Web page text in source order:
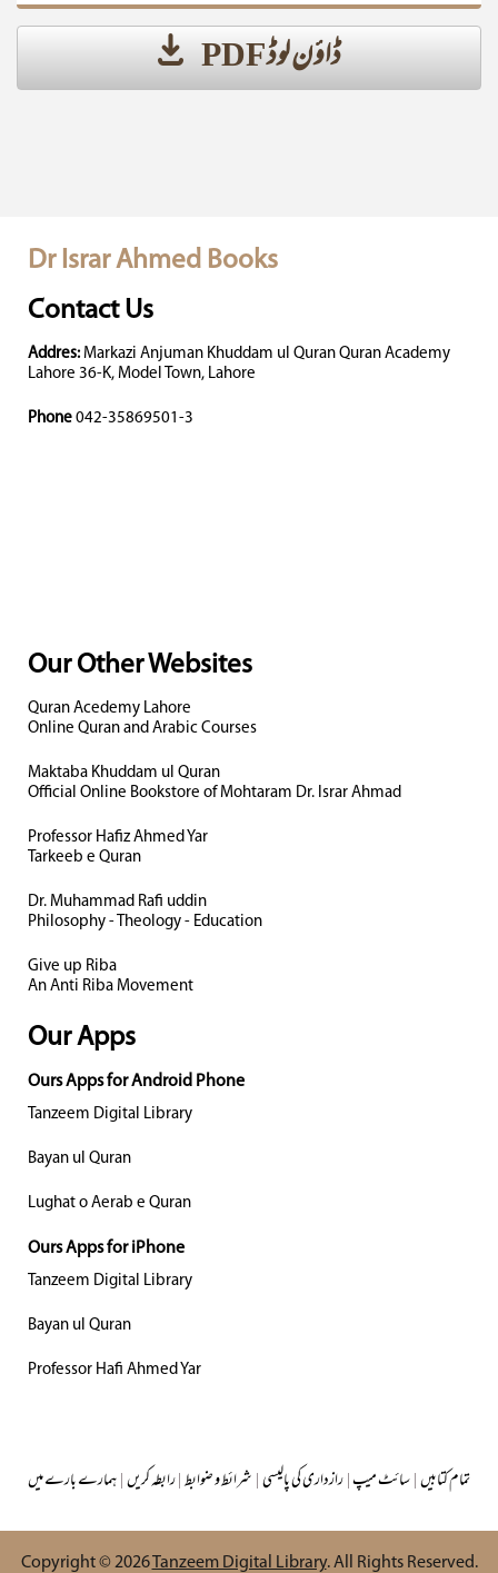
ڈاؤن لوڈ PDF
Dr Israr Ahmed Books
Contact Us
Addres: Markazi Anjuman Khuddam ul Quran Quran Academy
Lahore 36-K, Model Town, Lahore
Phone 042-35869501-3
Our Other Websites
Quran Acedemy Lahore
Online Quran and Arabic Courses
Maktaba Khuddam ul Quran
Official Online Bookstore of Mohtaram Dr. Israr Ahmad
Professor Hafiz Ahmed Yar
Tarkeeb e Quran
Dr. Muhammad Rafi uddin
Philosophy - Theology - Education
Give up Riba
An Anti Riba Movement
Our Apps
Ours Apps for Android Phone
Tanzeem Digital Library
Bayan ul Quran
Lughat o Aerab e Quran
Ours Apps for iPhone
Tanzeem Digital Library
Bayan ul Quran
Professor Hafi Ahmed Yar
ہمارے بارے میں|رابطہ کریں|شرائط و ضوابط|رازداری کی پالیسی|سائٹ میپ|تمام کتابیں
Copyright © 2026Tanzeem Digital Library. All Rights Reserved.